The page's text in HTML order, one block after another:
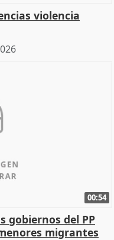
violencia
00:54
gobiernos del PP
migrantes